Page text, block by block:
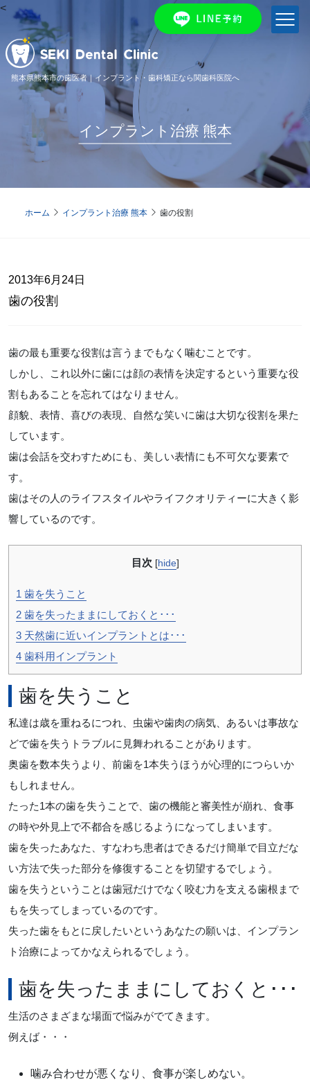
熊本県熊本市の歯医者｜インプラント・歯科矯正なら関歯科医院へ
インプラント治療 熊本
<
ホーム インプラント治療 熊本 歯の役割
2013年6月24日
歯の役割
歯の最も重要な役割は言うまでもなく噛むことです。
しかし、これ以外に歯には顔の表情を決定するという重要な役
割もあることを忘れてはなりません。
顔貌、表情、喜びの表現、自然な笑いに歯は大切な役割を果た
しています。
歯は会話を交わすためにも、美しい表情にも不可欠な要素で
す。
歯はその人のライフスタイルやライフクオリティーに大きく影
響しているのです。
目次 [hide]
1 歯を失うこと
2 歯を失ったままにしておくと･･･
3 天然歯に近いインプラントとは･･･
4 歯科用インプラント
歯を失うこと
私達は歳を重ねるにつれ、虫歯や歯肉の病気、あるいは事故な
どで歯を失うトラブルに見舞われることがあります。
奥歯を数本失うより、前歯を1本失うほうが心理的につらいか
もしれません。
たった1本の歯を失うことで、歯の機能と審美性が崩れ、食事
の時や外見上で不都合を感じるようになってしまいます。
歯を失ったあなた、すなわち患者はできるだけ簡単で目立だな
い方法で失った部分を修復することを切望するでしょう。
歯を失うということは歯冠だけでなく咬む力を支える歯根まで
もを失ってしまっているのです。
失った歯をもとに戻したいというあなたの願いは、インプラン
ト治療によってかなえられるでしょう。
歯を失ったままにしておくと･･･
生活のさまざまな場面で悩みがでてきます。
例えば・・・
噛み合わせが悪くなり、食事が楽しめない。